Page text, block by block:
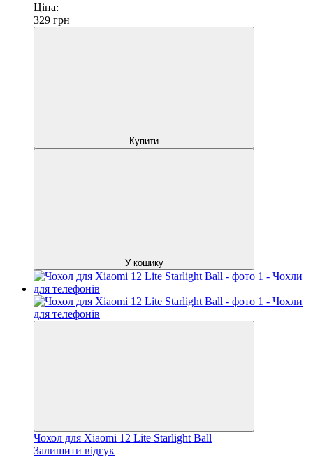
Ціна:
329 грн
Купити
У кошику
Чохол для Xiaomi 12 Lite Starlight Ball
Залишити відгук